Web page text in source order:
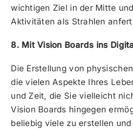
wichtigen Ziel in der Mitte
Aktivitäten als Strahlen
8. Mit Vision Boards ins
Die Erstellung von
die vielen Aspekte Ihres
und Zeit, die Sie vielleicht
Vision Boards hingegen
beliebig viele zu erstellen